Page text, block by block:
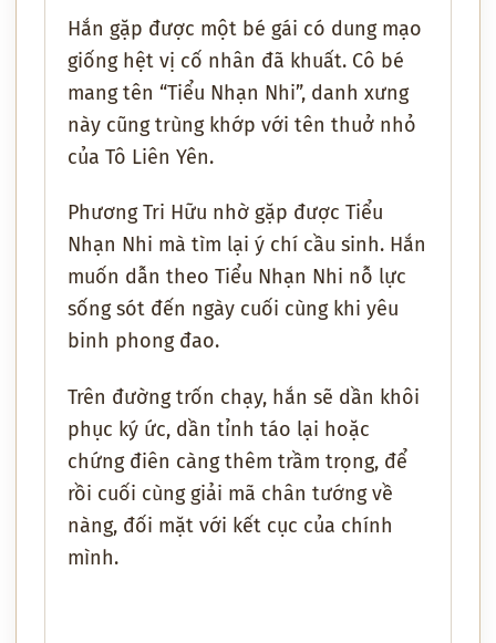
Hắn gặp được một bé gái có dung mạo
giống hệt vị cố nhân đã khuất. Cô bé
mang tên “Tiểu Nhạn Nhi”, danh xưng
này cũng trùng khớp với tên thuở nhỏ
của Tô Liên Yên.
Phương Tri Hữu nhờ gặp được Tiểu
Nhạn Nhi mà tìm lại ý chí cầu sinh. Hắn
muốn dẫn theo Tiểu Nhạn Nhi nỗ lực
sống sót đến ngày cuối cùng khi yêu
binh phong đao.
Trên đường trốn chạy, hắn sẽ dần khôi
phục ký ức, dần tỉnh táo lại hoặc
chứng điên càng thêm trầm trọng, để
rồi cuối cùng giải mã chân tướng về
nàng, đối mặt với kết cục của chính
mình.